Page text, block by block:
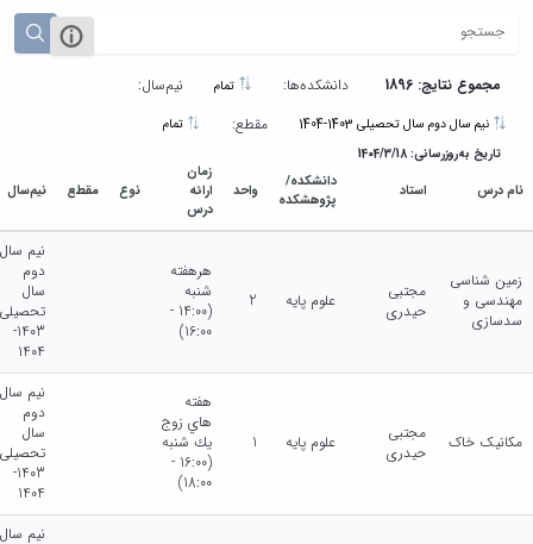
مجموع نتایج: 1896 دانشکده‌ها: نیم‌سال:
مقطع: تمام
تاریخ به‌روزرسانی: 1404/3/18
نام درس استاد
دانشکده/
پژوهشکده
واحد
زمان
ارائه
درس
نوع مقطع نیم‌سال
زمین شناسی
مهندسی و
سدسازی
مجتبی
حیدری
علوم پایه 2
هرهفته
شنبه
(14:00 -
16:00)
نیم سال
دوم
سال
تحصیلی
1403-
1404
مکانیک خاک
مجتبی
حیدری
علوم پایه 1
هفته
هاي زوج
يك شنبه
(16:00 -
18:00)
نیم سال
دوم
سال
تحصیلی
1403-
1404
نیم سال